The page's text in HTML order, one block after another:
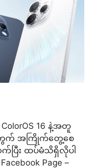
16 နဲ့အတူ
က် အကြိုက်တွေ့စေ
က်ပြီး ထပ်မံသိရှိလိုပါ
Page –